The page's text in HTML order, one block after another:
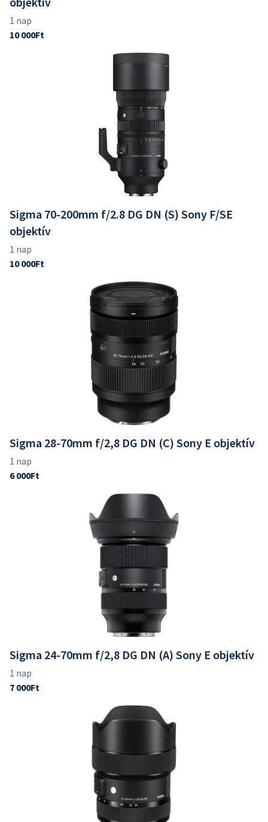
Sigma 70-200mm f/2.8 DG DN (S) Sony F/SE
objektív
Sigma 28-70mm f/2,8 DG DN (C) Sony E objektív
Sigma 24-70mm f/2,8 DG DN (A) Sony E objektív